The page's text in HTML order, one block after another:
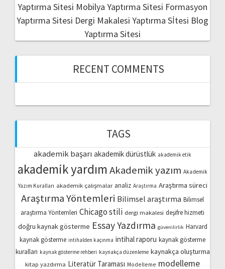
Yaptırma Sitesi Mobilya Yaptırma Sitesi Formasyon
Yaptırma Sitesi Dergi Makalesi Yaptırma Sİtesi Blog
Yaptırma Sitesi
RECENT COMMENTS
TAGS
akademik başarı akademik dürüstlük akademik etik
akademik yardımAkademik yazım Akademik
Yazım Kuralları akademik çalışmalar analiz Araştırma Araştırma süreci
Araştırma Yöntemleri Bilimsel araştırma Bilimsel
araştırma Yöntemleri Chicago stili dergi makalesi deşifre hizmeti
doğru kaynak gösterme Essay Yazdırma güvenilirlik Harvard
kaynak gösterme intihalden kaçınma intihal raporu kaynak gösterme
kuralları kaynak gösterme rehberi kaynakça düzenleme kaynakça oluşturma
kitap yazdırma Literatür Taraması Modelleme modelleme